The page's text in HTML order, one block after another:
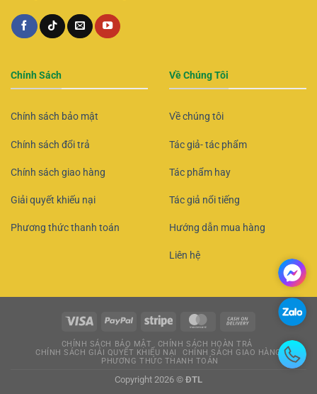
Chính Sách
Chính sách bảo mật
Chính sách đổi trả
Chính sách giao hàng
Giải quyết khiếu nại
Phương thức thanh toán
Về Chúng Tôi
Về chúng tôi
Tác giả- tác phẩm
Tác phẩm hay
Tác giả nổi tiếng
Hướng dẫn mua hàng
Liên hệ
CHÍNH SÁCH BẢO MẬT
CHÍNH SÁCH HOÀN TRẢ
CHÍNH SÁCH GIẢI QUYẾT KHIẾU NẠI
CHÍNH SÁCH GIAO HÀNG
PHƯƠNG THỨC THANH TOÁN
Copyright 2026 © ĐTL